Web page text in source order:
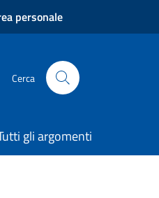
personale
Cerca
gli argomenti